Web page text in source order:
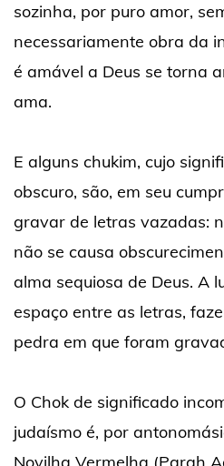
sozinha, por puro amor,
necessariamente obra da
é amável a Deus se torna
ama.
E alguns chukim, cujo
obscuro, são, em seu
gravar de letras vazadas:
não se causa
alma sequiosa de Deus. A
espaço entre as letras,
pedra em que foram
O Chok de significado
judaísmo é, por